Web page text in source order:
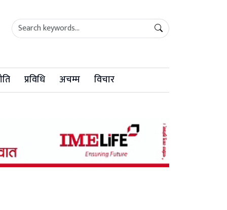
प्रविधि अचम्म विचार